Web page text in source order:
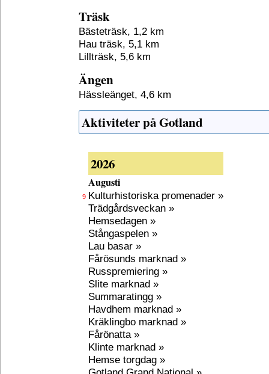
Träsk
Bästeträsk, 1,2 km
Hau träsk, 5,1 km
Lillträsk, 5,6 km
Ängen
Hässleänget, 4,6 km
Aktiviteter på Gotland
2026
Augusti
9 Kulturhistoriska promenader »
Trädgårdsveckan »
Hemsedagen »
Stångaspelen »
Lau basar »
Fårösunds marknad »
Russpremiering »
Slite marknad »
Summaratingg »
Havdhem marknad »
Kräklingbo marknad »
Fårönatta »
Klinte marknad »
Hemse torgdag »